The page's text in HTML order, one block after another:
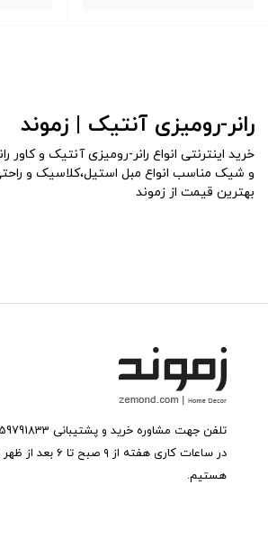
رانر-رومیزی آنتیک | زموند
خرید اینترنتی انواع رانر-رومیزی آنتیک و کاور
و شیک مناسب انواع مبل استیل،کلاسیک و
بهترین قیمت از زموند
تلفن جهت مشاوره خرید و پشتیبانی 09359791833
در ساعات کاری هفته از
هستیم.